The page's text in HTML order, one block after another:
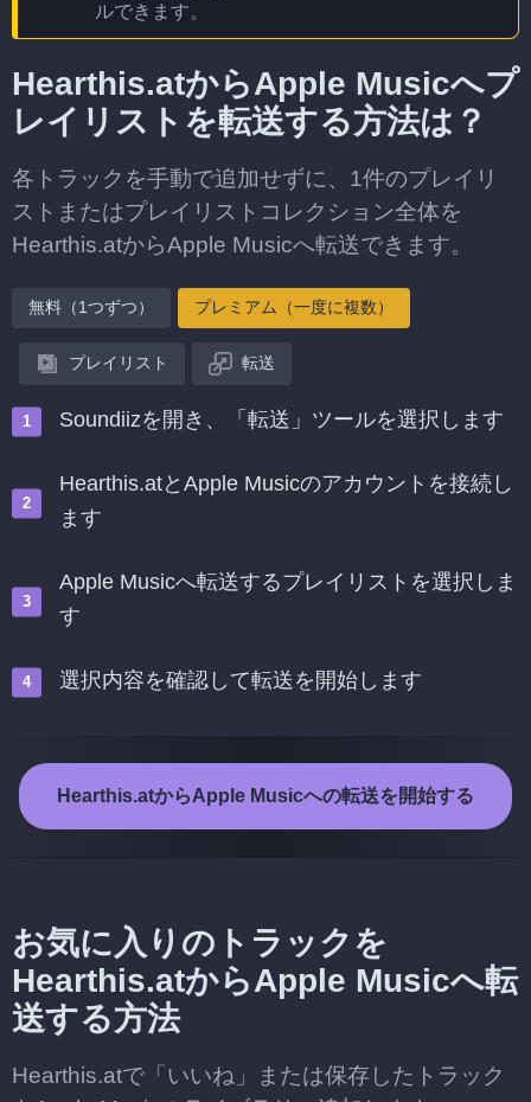
ルできます。
Hearthis.atからApple Musicへプ
レイリストを転送する方法は？
各トラックを手動で追加せずに、1件のプレイリ
ストまたはプレイリストコレクション全体を
Hearthis.atからApple Musicへ転送できます。
無料（1つずつ） プレミアム（一度に複数）
プレイリスト 転送
Soundiizを開き、「転送」ツールを選択します
Hearthis.atとApple Musicのアカウントを接続し
ます
Apple Musicへ転送するプレイリストを選択しま
す
選択内容を確認して転送を開始します
Hearthis.atからApple Musicへの転送を開始する
お気に入りのトラックを
Hearthis.atからApple Musicへ転
送する方法
Hearthis.atで「いいね」または保存したトラック